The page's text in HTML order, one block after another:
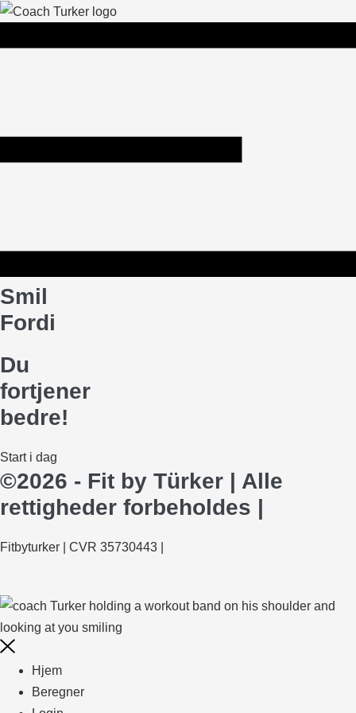
Skip
content
Smil
Fordi
Du
fortjener
bedre!
Start i dag
©2026 - Fit by Türker | Alle
rettigheder forbeholdes |
Fitbyturker | CVR 35730443 |
Hjem
Beregner